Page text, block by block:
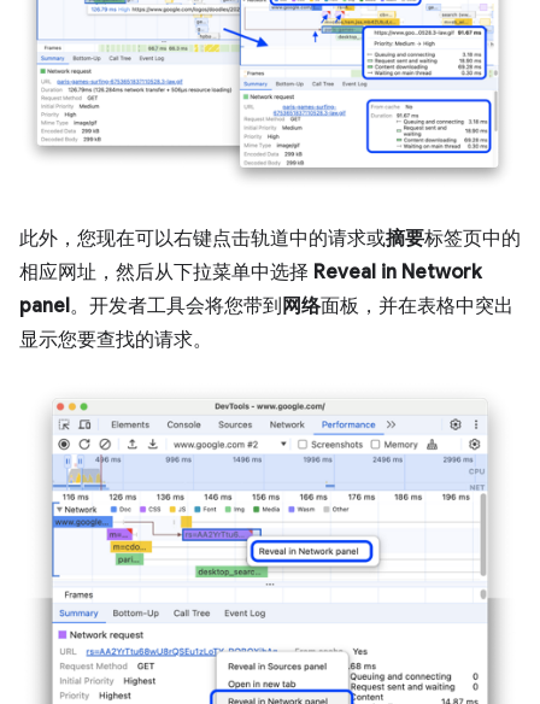
此外，您现在可以右键点击轨道中的请求或摘要标签页中的
相应网址，然后从下拉菜单中选择 Reveal in Network
panel。开发者工具会将您带到 网络面板，并在表格中突出
显示您要查找的请求。